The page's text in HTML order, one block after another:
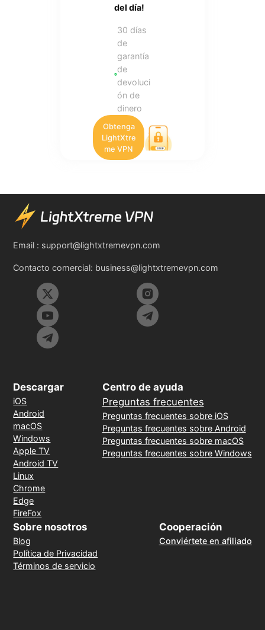
del día!
30 días
de
garantía
de
devoluci
ón de
dinero
Obtenga
LightXtre
me VPN
Email : support@lightxtremevpn.com
Contacto comercial: business@lightxtremevpn.com
Descargar
iOS
Android
macOS
Windows
Apple TV
Android TV
Linux
Chrome
Edge
FireFox
Centro de ayuda
Preguntas frecuentes
Preguntas frecuentes sobre iOS
Preguntas frecuentes sobre Android
Preguntas frecuentes sobre macOS
Preguntas frecuentes sobre Windows
Sobre nosotros
Blog
Política de Privacidad
Términos de servicio
Cooperación
Conviértete en afiliado